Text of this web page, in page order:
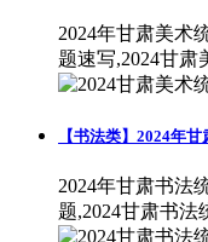
2024年甘肃美术
题速写,2024甘肃
【书法类】2024年
2024年甘肃书法
题,2024甘肃书法